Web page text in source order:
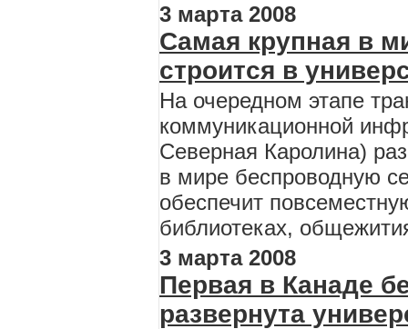
3 марта 2008
Cамая крупная в
строится в
На очередном этапе
коммуникационной
Северная Каролина)
в мире беспроводную
обеспечит
библиотеках,
3 марта 2008
Первая в Канаде
развернута